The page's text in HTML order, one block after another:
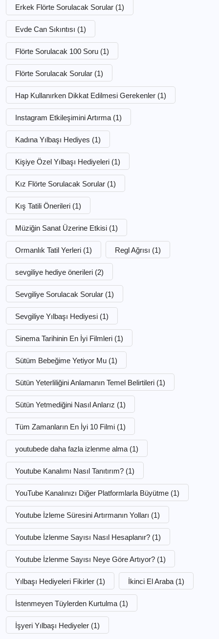
Erkek Flörte Sorulacak Sorular (1)
Evde Can Sıkıntısı (1)
Flörte Sorulacak 100 Soru (1)
Flörte Sorulacak Sorular (1)
Hap Kullanırken Dikkat Edilmesi Gerekenler (1)
Instagram Etkileşimini Artırma (1)
Kadına Yılbaşı Hediyes (1)
Kişiye Özel Yılbaşı Hediyeleri (1)
Kız Flörte Sorulacak Sorular (1)
Kış Tatili Önerileri (1)
Müziğin Sanat Üzerine Etkisi (1)
Ormanlık Tatil Yerleri (1) Regl Ağrısı (1)
sevgiliye hediye önerileri (2)
Sevgiliye Sorulacak Sorular (1)
Sevgiliye Yılbaşı Hediyesi (1)
Sinema Tarihinin En İyi Filmleri (1)
Sütüm Bebeğime Yetiyor Mu (1)
Sütün Yeterliliğini Anlamanın Temel Belirtileri (1)
Sütün Yetmediğini Nasıl Anlarız (1)
Tüm Zamanların En İyi 10 Filmi (1)
youtubede daha fazla izlenme alma (1)
Youtube Kanalımı Nasıl Tanıtırım? (1)
YouTube Kanalınızı Diğer Platformlarla Büyütme (1)
Youtube İzleme Süresini Artırmanın Yolları (1)
Youtube İzlenme Sayısı Nasıl Hesaplanır? (1)
Youtube İzlenme Sayısı Neye Göre Artıyor? (1)
Yılbaşı Hediyeleri Fikirler (1) İkinci El Araba (1)
İstenmeyen Tüylerden Kurtulma (1)
İşyeri Yılbaşı Hediyeler (1)